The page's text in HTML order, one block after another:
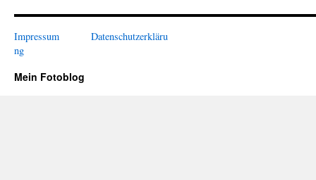
Impressum
Datenschutzerkläru
ng
Mein Fotoblog